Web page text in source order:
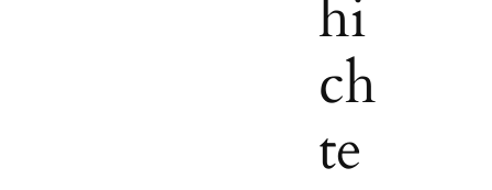
hi
ch
te